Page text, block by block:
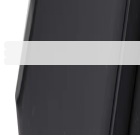
85,84 €167,88 лв.
Ценa с ДДС